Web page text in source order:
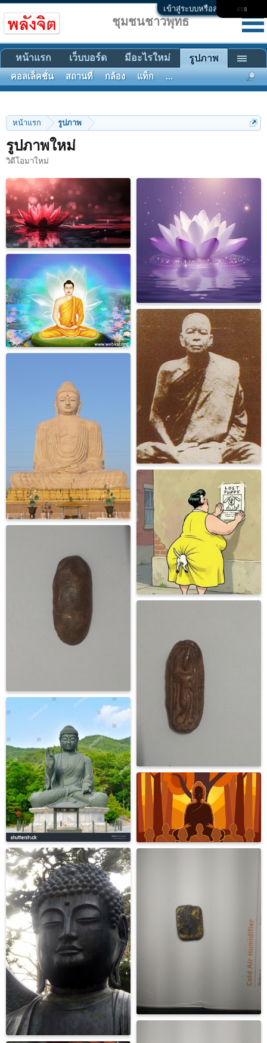
เข้าสู่ระบบหรือลงทะเบียน
หน้าแรก รูปภาพ
รูปภาพใหม่
วิดีโอมาใหม่
ชุมชนชาวพุทธ
หน้าแรก เว็บบอร์ด มีอะไรใหม่ รูปภาพ
คอลเล็คชั่น สถานที่ กล้อง แท็ก ...